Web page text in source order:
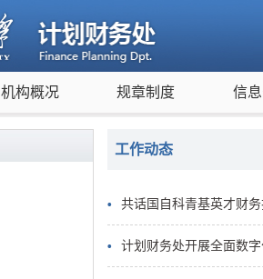
机构概况 规章制度 信
工作动态
共话国自科青基英才财
计划财务处开展全面数